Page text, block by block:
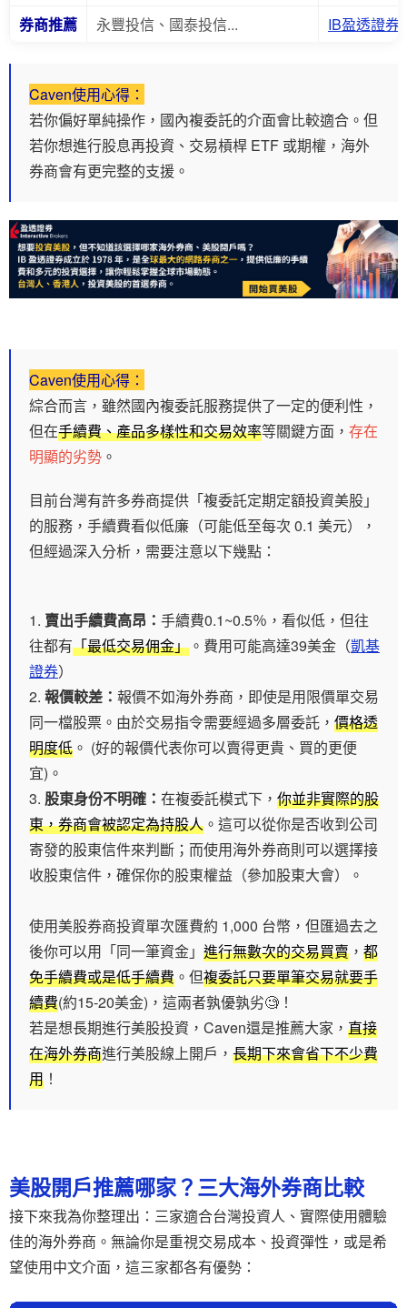
券商推薦
永豐投信、國泰投信... IB盈透證券
Caven使用心得：
若你偏好單純操作，國內複委託的介面會比較適合。但
若你想進行股息再投資、交易槓桿 ETF 或期權，海外
券商會有更完整的支援。
Caven使用心得：
綜合而言，雖然國內複委託服務提供了一定的便利性，
但在手續費、產品多樣性和交易效率等關鍵方面， 存在
明顯的劣勢 。
目前台灣有許多券商提供「複委託定期定額投資美股」
的服務，手續費看似低廉（可能低至每次 0.1 美元），
但經過深入分析，需要注意以下幾點：
賣出手續費高昂： 手續費0.1~0.5％，看似低，但往
往都有「最低交易佣金」 。費用可能高達39美金（凱基
證券）
報價較差： 報價不如海外券商，即使是用限價單交易
同一檔股票。由於交易指令需要經過多層委託， 價格透
明度低 。 (好的報價代表你可以賣得更貴、買的更便
宜)。
股東身份不明確： 在複委託模式下， 你並非實際的股
東，券商會被認定為持股人 。這可以從你是否收到公司
寄發的股東信件來判斷；而使用海外券商則可以選擇接
收股東信件，確保你的股東權益（參加股東大會）。
使用美股券商投資單次匯費約 1,000 台幣，但匯過去之
後你可以用「同一筆資金」 進行無數次的交易買賣 ， 都
免手續費或是低手續費 。但複委託只要單筆交易就要手
續費(約15-20美金)，這兩者孰優孰劣🧐！
若是想長期進行美股投資，Caven還是推薦大家， 直接
在海外券商進行美股線上開戶， 長期下來會省下不少費
用 ！
美股開戶推薦哪家？三大海外券商比較
接下來我為你整理出：三家適合台灣投資人、實際使用體驗
佳的海外券商。無論你是重視交易成本、投資彈性，或是希
望使用中文介面，這三家都各有優勢：